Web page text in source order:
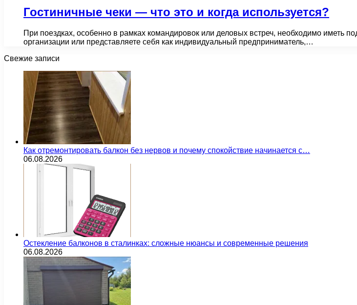
Гостиничные чеки ― что это и когда используется?
При поездках, особенно в рамках командировок или деловых встреч, необходимо
организации или представляете себя как индивидуальный предприниматель,…
Свежие записи
Как отремонтировать балкон без нервов и почему спокойствие начинается с…
06.08.2026
Остекление балконов в сталинках: сложные нюансы и современные решения
06.08.2026